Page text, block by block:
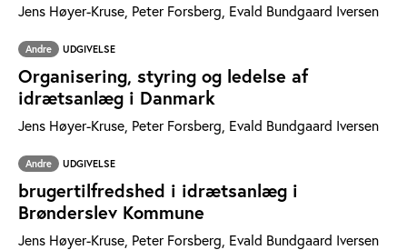
Jens Høyer-Kruse, Peter Forsberg, Evald Bundgaard Iversen
Andre UDGIVELSE
Organisering, styring og ledelse af
idrætsanlæg i Danmark
Jens Høyer-Kruse, Peter Forsberg, Evald Bundgaard Iversen
Andre UDGIVELSE
brugertilfredshed i idrætsanlæg i
Brønderslev Kommune
Jens Høyer-Kruse, Peter Forsberg, Evald Bundgaard Iversen